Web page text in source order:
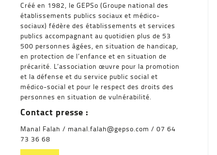
Créé en 1982, le GEPSo (Groupe national des
établissements publics sociaux et médico-
sociaux) fédère des établissements et services
publics accompagnant au quotidien plus de 53
500 personnes âgées, en situation de handicap,
en protection de l’enfance et en situation de
précarité. L’association œuvre pour la promotion
et la défense et du service public social et
médico-social et pour le respect des droits des
personnes en situation de vulnérabilité.
Contact presse :
Manal Falah / manal.falah@gepso.com / 07 64
73 36 68